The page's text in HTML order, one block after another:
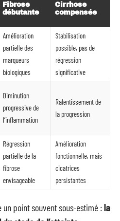
Fibrose
débutante
Cirrhose
compensée
Amélioration
partielle des
marqueurs
biologiques
Stabilisation
possible, pas de
régression
significative
Diminution
progressive de
l’inflammation
Ralentissement de
la progression
Régression
partielle de la
fibrose
envisageable
Amélioration
fonctionnelle, mais
cicatrices
persistantes
un point souvent sous-estimé :la